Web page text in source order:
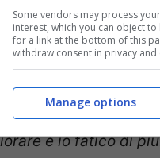
ci hanno reso
evidenzia che c’è un
permesso di avere
problema, perché
e io fatico di
Some vendors may process
interest, which you can object
for a link at the bottom of this
withdraw consent in privacy and
Manage options